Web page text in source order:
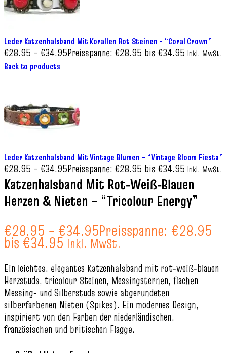
Leder Katzenhalsband Mit Korallen Rot Steinen – “Coral Crown”
€28.95 – €34.95Preisspanne: €28.95 bis €34.95 Inkl. MwSt.
Back to products
Leder Katzenhalsband Mit Vintage Blumen – “Vintage Bloom Fiesta”
€28.95 – €34.95Preisspanne: €28.95 bis €34.95 Inkl. MwSt.
Katzenhalsband Mit Rot‑Weiß‑Blauen
Herzen & Nieten – “Tricolour Energy”
€28.95 – €34.95Preisspanne: €28.95
bis €34.95 Inkl. MwSt.
Ein leichtes, elegantes Katzenhalsband mit rot‑weiß‑blauen
Herzstuds, tricolour Steinen, Messingsternen, flachen
Messing‑ und Silberstuds sowie abgerundeten
silberfarbenen Nieten (Spikes). Ein modernes Design,
inspiriert von den Farben der niederländischen,
französischen und britischen Flagge.